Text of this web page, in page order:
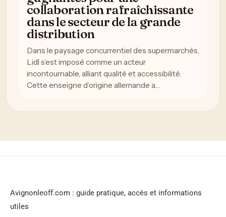
collaboration rafraîchissante
dans le secteur de la grande
distribution
Dans le paysage concurrentiel des supermarchés,
Lidl s’est imposé comme un acteur
incontournable, alliant qualité et accessibilité.
Cette enseigne d’origine allemande a…
Avignonleoff.com : guide pratique, accès et informations
utiles